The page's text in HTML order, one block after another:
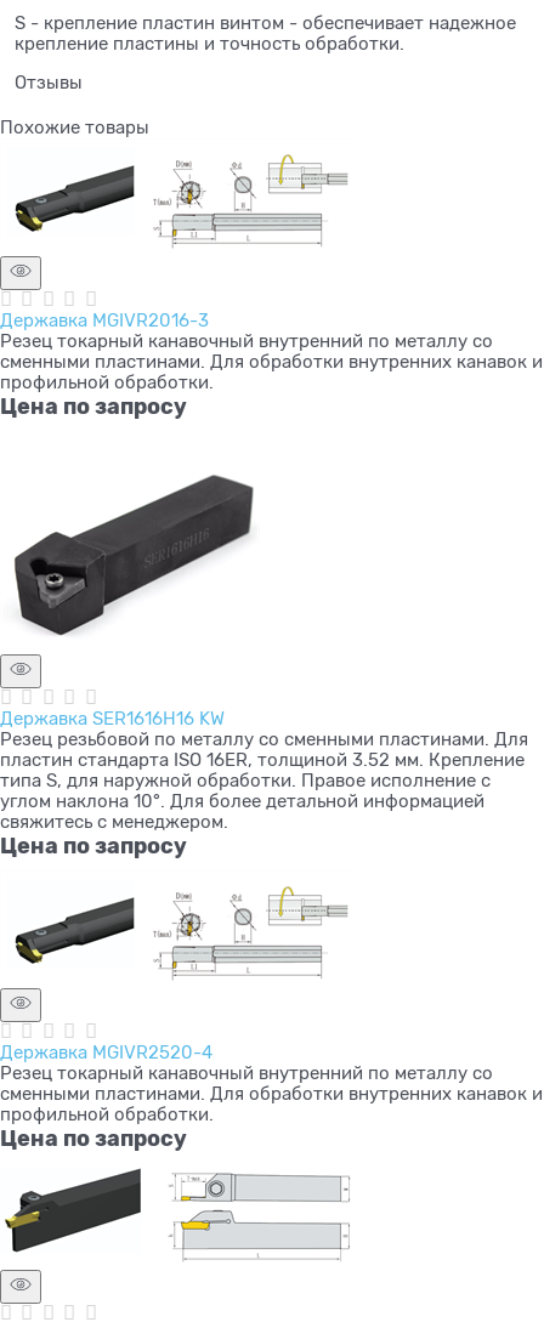
S - крепление пластин винтом - обеспечивает надежное
крепление пластины и точность обработки.
Отзывы
Похожие товары
Державка MGIVR2016-3
Резец токарный канавочный внутренний по металлу со
сменными пластинами. Для обработки внутренних канавок и
профильной обработки.
Цена по запросу
Державка SER1616H16 KW
Резец резьбовой по металлу со сменными пластинами. Для
пластин стандарта ISO 16ER, толщиной 3.52 мм. Крепление
типа S, для наружной обработки. Правое исполнение с
углом наклона 10°. Для более детальной информацией
свяжитесь с менеджером.
Цена по запросу
Державка MGIVR2520-4
Резец токарный канавочный внутренний по металлу со
сменными пластинами. Для обработки внутренних канавок и
профильной обработки.
Цена по запросу